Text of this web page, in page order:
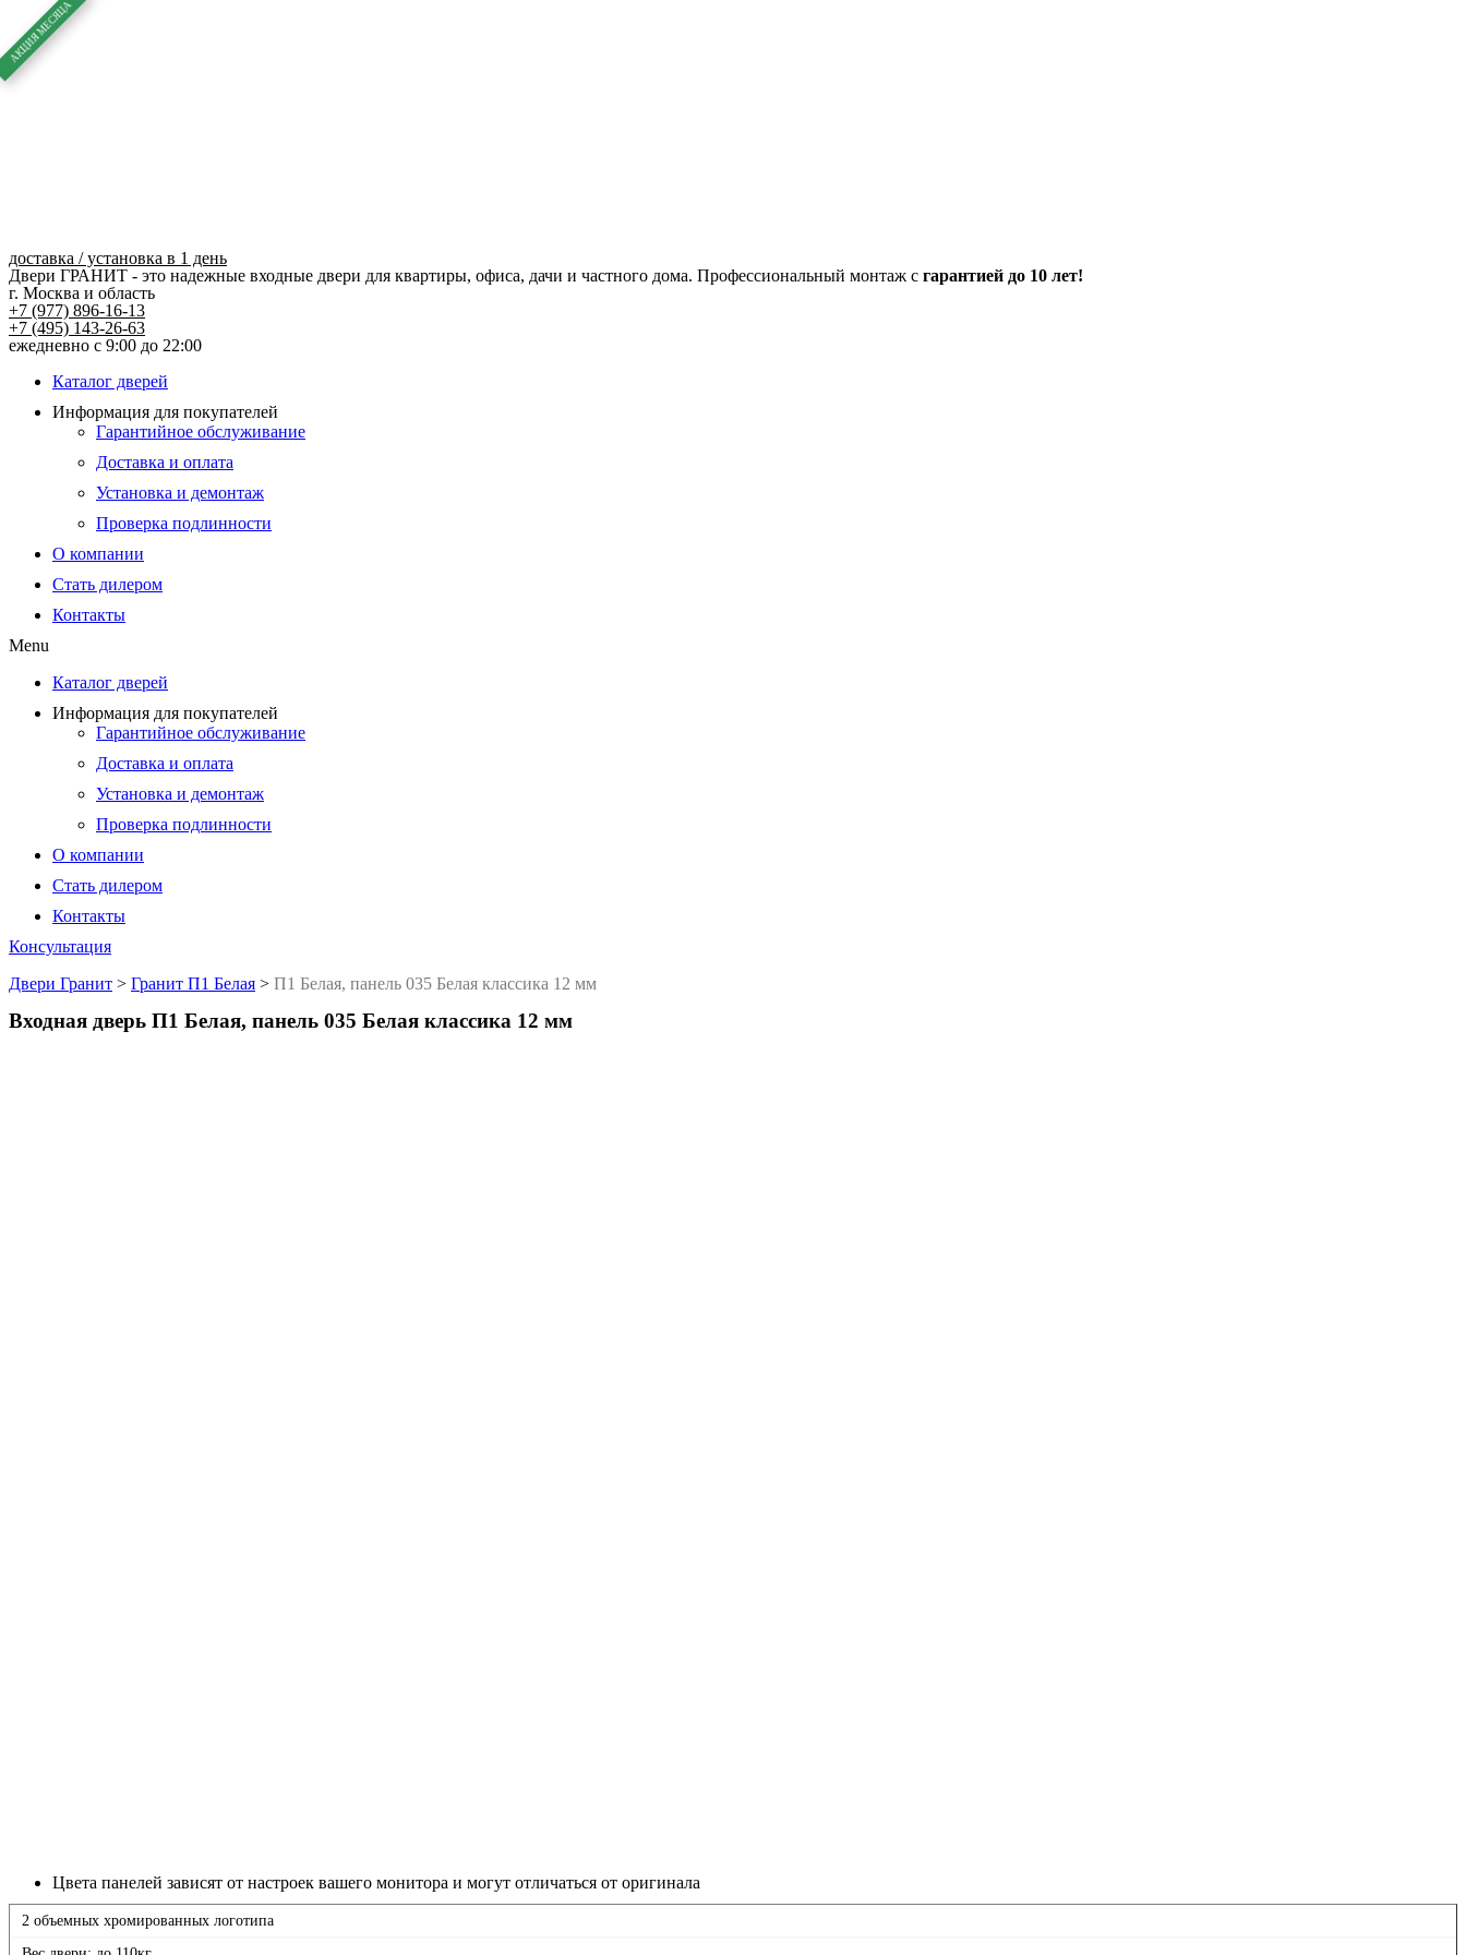
Перейти
содержимому
доставка / установка в 1 день
Двери ГРАНИТ - это надежные входные двери для квартиры, офиса, дачи и частного дома. Профессиональный монтаж с гарантией до 10 лет!
г. Москва и область
+7 (977) 896-16-13
+7 (495) 143-26-63
ежедневно с 9:00 до 22:00
Каталог дверей
Информация для покупателей
Гарантийное обслуживание
Доставка и оплата
Установка и демонтаж
Проверка подлинности
О компании
Стать дилером
Контакты
Menu
Каталог дверей
Информация для покупателей
Гарантийное обслуживание
Доставка и оплата
Установка и демонтаж
Проверка подлинности
О компании
Стать дилером
Контакты
Консультация
Двери Гранит > Гранит П1 Белая > П1 Белая, панель 035 Белая классика 12 мм
Входная дверь П1 Белая, панель 035 Белая классика 12 мм
Цвета панелей зависят от настроек вашего монитора и могут отличаться от оригинала
2 объемных хромированных логотипа